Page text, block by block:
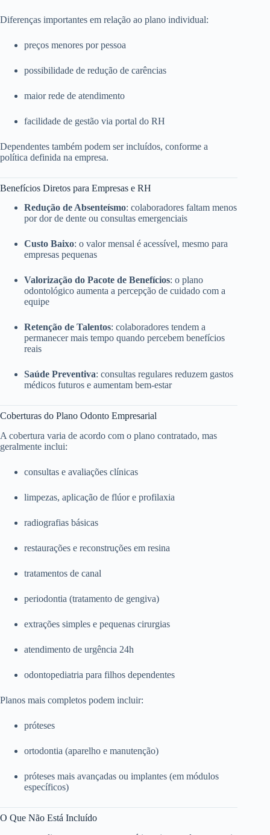
Diferenças importantes em relação ao plano individual:
preços menores por pessoa
possibilidade de redução de carências
maior rede de atendimento
facilidade de gestão via portal do RH
Dependentes também podem ser incluídos, conforme a
política definida na empresa.
Benefícios Diretos para Empresas e RH
Redução de Absenteísmo: colaboradores faltam menos
por dor de dente ou consultas emergenciais
Custo Baixo: o valor mensal é acessível, mesmo para
empresas pequenas
Valorização do Pacote de Benefícios: o plano
odontológico aumenta a percepção de cuidado com a
equipe
Retenção de Talentos: colaboradores tendem a
permanecer mais tempo quando percebem benefícios
reais
Saúde Preventiva: consultas regulares reduzem gastos
médicos futuros e aumentam bem-estar
Coberturas do Plano Odonto Empresarial
A cobertura varia de acordo com o plano contratado, mas
geralmente inclui:
consultas e avaliações clínicas
limpezas, aplicação de flúor e profilaxia
radiografias básicas
restaurações e reconstruções em resina
tratamentos de canal
periodontia (tratamento de gengiva)
extrações simples e pequenas cirurgias
atendimento de urgência 24h
odontopediatria para filhos dependentes
Planos mais completos podem incluir:
próteses
ortodontia (aparelho e manutenção)
próteses mais avançadas ou implantes (em módulos
específicos)
O Que Não Está Incluído